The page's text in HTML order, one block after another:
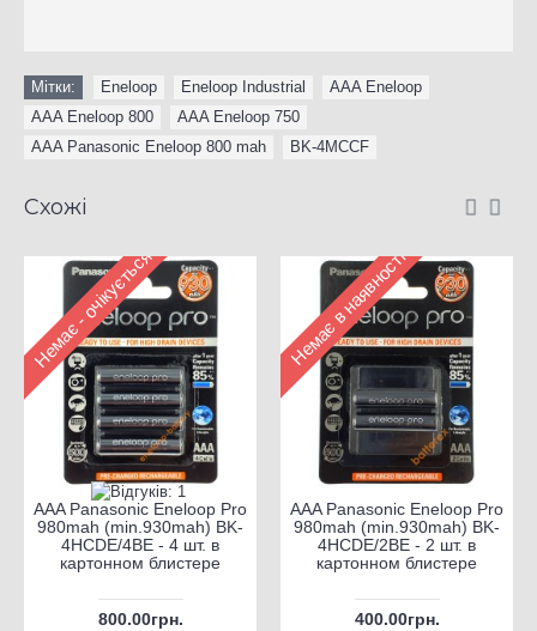
Мітки: Eneloop Eneloop Industrial AAA Eneloop
AAA Eneloop 800
AAA Eneloop 750
AAA Panasonic Eneloop 800 mah
BK-4MCCF
Схожі
Немає - очікується
AAA Panasonic Eneloop Pro
980mah (min.930mah) BK-
4HCDE/4BE - 4 шт. в
картонном блистере
800.00грн.
Немає в наявності
AAA Panasonic Eneloop Pro
980mah (min.930mah) BK-
4HCDE/2BE - 2 шт. в
картонном блистере
400.00грн.